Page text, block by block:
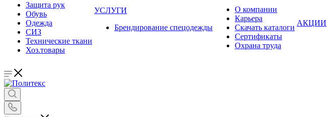
Защита рук
Обувь
Одежда
СИЗ
Технические ткани
Хоз.товары
УСЛУГИ
Брендирование спецодежды
О компании
Карьера
Cкачать каталоги
Сертификаты
Охрана труда
АКЦИИ